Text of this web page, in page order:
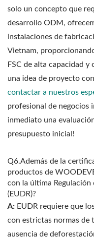
solo un concepto que
desarrollo ODM,
instalaciones de
Vietnam,
FSC de alta capacidad
una idea de proyecto
contactar a nuestros
profesional de negocios
inmediato una
presupuesto inicial!
Q6.Además de la
productos de
con la última
(EUDR)?
A: EUDR requiere que
con estrictas normas de
ausencia de